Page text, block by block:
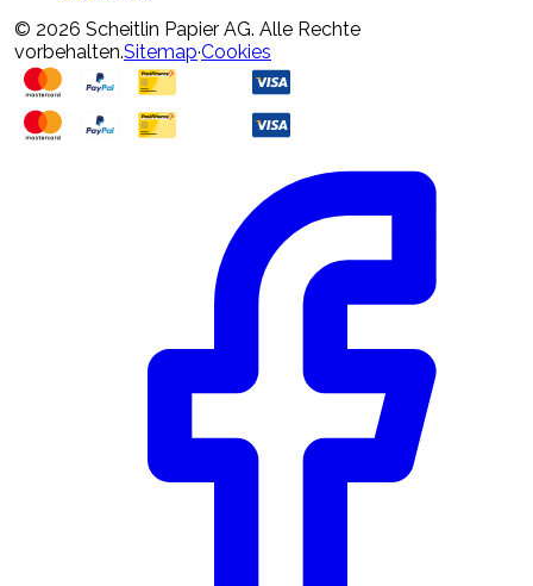
© 2026 Scheitlin Papier AG. Alle Rechte
vorbehalten.Sitemap·Cookies